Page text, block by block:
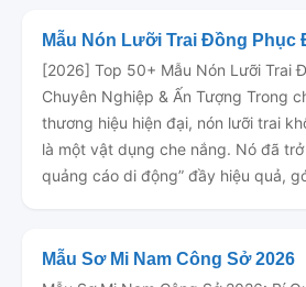
Mẫu Nón Lưỡi Trai Đồng Phục
[2026] Top 50+ Mẫu Nón Lưỡi Trai
Chuyên Nghiệp & Ấn Tượng Trong
thương hiệu hiện đại, nón lưỡi trai
là một vật dụng che nắng. Nó đã trở
quảng cáo di động” đầy hiệu quả,
Mẫu Sơ Mi Nam Công Sở 2026